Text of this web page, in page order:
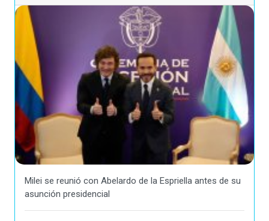
Milei se reunió con Abelardo de la Espriella antes de su
asunción presidencial